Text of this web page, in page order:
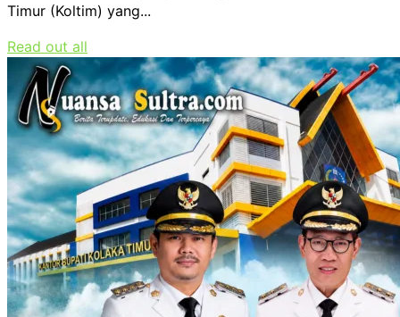
Timur (Koltim) yang...
Read out all